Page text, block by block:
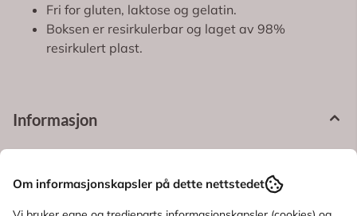
Informasjon
Fri for gluten, laktose og gelatin.
Boksen er resirkulerbar og laget av 98%
resirkulert plast.
Om informasjonskapsler på dette nettstedet